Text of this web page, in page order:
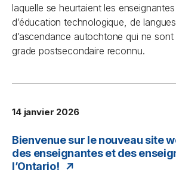
laquelle se heurtaient les
d’éducation technologique, de
d’ascendance autochtone qui ne sont
grade postsecondaire reconnu.
14 janvier 2026
Bienvenue sur le nouveau site
des enseignantes et des
l’Ontario!